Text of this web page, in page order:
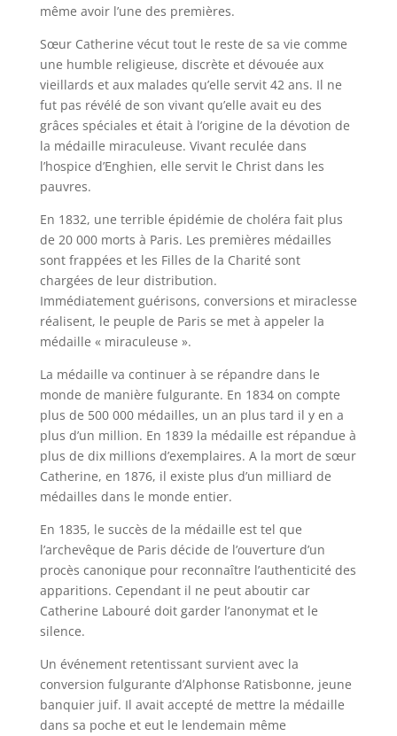
même avoir l’une des premières.
Sœur Catherine vécut tout le reste de sa vie comme
une humble religieuse, discrète et dévouée aux
vieillards et aux malades qu’elle servit 42 ans. Il ne
fut pas révélé de son vivant qu’elle avait eu des
grâces spéciales et était à l’origine de la dévotion de
la médaille miraculeuse. Vivant reculée dans
l’hospice d’Enghien, elle servit le Christ dans les
pauvres.
En 1832, une terrible épidémie de choléra fait plus
de 20 000 morts à Paris. Les premières médailles
sont frappées et les Filles de la Charité sont
chargées de leur distribution.
Immédiatement guérisons, conversions et miraclesse
réalisent, le peuple de Paris se met à appeler la
médaille « miraculeuse ».
La médaille va continuer à se répandre dans le
monde de manière fulgurante. En 1834 on compte
plus de 500 000 médailles, un an plus tard il y en a
plus d’un million. En 1839 la médaille est répandue à
plus de dix millions d’exemplaires. A la mort de sœur
Catherine, en 1876, il existe plus d’un milliard de
médailles dans le monde entier.
En 1835, le succès de la médaille est tel que
l’archevêque de Paris décide de l’ouverture d’un
procès canonique pour reconnaître l’authenticité des
apparitions. Cependant il ne peut aboutir car
Catherine Labouré doit garder l’anonymat et le
silence.
Un événement retentissant survient avec la
conversion fulgurante d’Alphonse Ratisbonne, jeune
banquier juif. Il avait accepté de mettre la médaille
dans sa poche et eut le lendemain même